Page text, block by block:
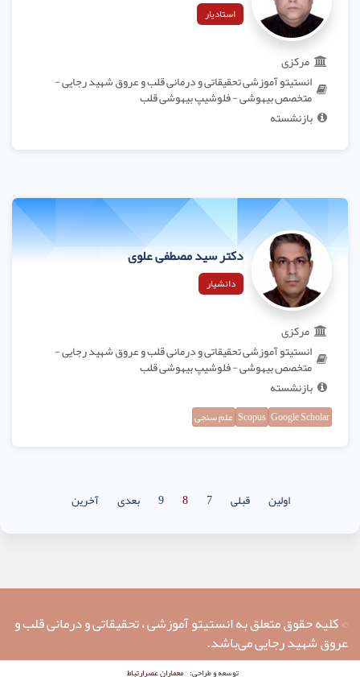
استادیار
مرکزی
انستیتو آموزشی تحقیقاتی و درمانی قلب و عروق شهید رجایی -
متخصص بیهوشی - فلوشیپ بیهوشی قلب
بازنشسته
دکتر سید مصطفی علوی
دانشیار
مرکزی
انستیتو آموزشی تحقیقاتی و درمانی قلب و عروق شهید رجایی -
متخصص بیهوشی - فلوشیپ بیهوشی قلب
بازنشسته
Google Scholar
Scopus علم سنجی
اولین قبلی 7
8
9 بعدی آخرین
© کلیه حقوق متعلق به انستیتو آموزشی ، تحقیقاتی و درمانی قلب و
عروق شهید رجایی می‌باشد.
توسعه و طراحی: معماران عصر‌ارتباط